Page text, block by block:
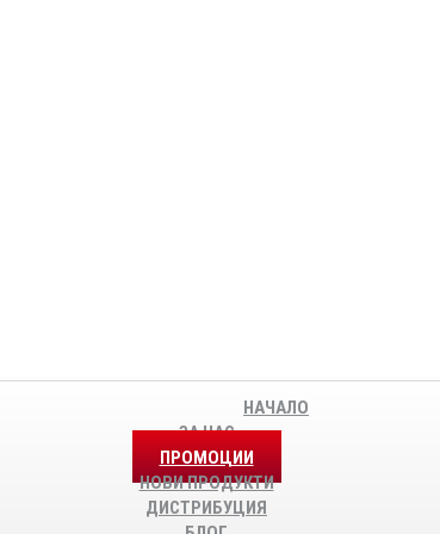
НАЧАЛО
ЗА НАС
ПРОМОЦИИ
НОВИ ПРОДУКТИ
ДИСТРИБУЦИЯ